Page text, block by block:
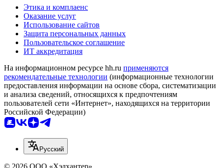
Этика и комплаенс
Оказание услуг
Использование сайтов
Защита персональных данных
Пользовательское соглашение
ИТ аккредитация
На информационном ресурсе hh.ru применяются
рекомендательные технологии (информационные технологии
предоставления информации на основе сбора, систематизации
и анализа сведений, относящихся к предпочтениям
пользователей сети «Интернет», находящихся на территории
Российской Федерации)
Русский
© 2026 ООО «Хэдхантер»